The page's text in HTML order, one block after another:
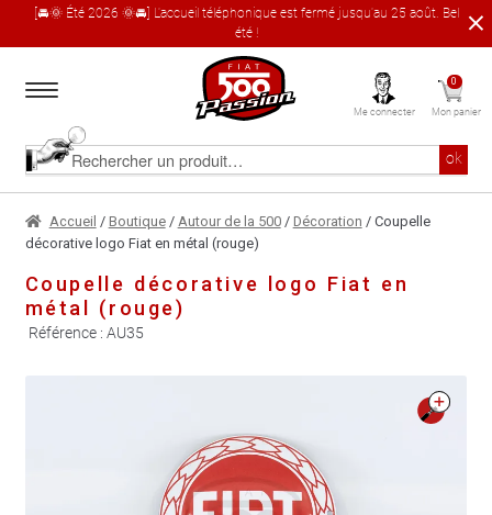
[🚘🌞 Été 2026 🌞🚘] L'accueil téléphonique est fermé jusqu'au 25 août. Bel
été !
à
navigation
au
contenu
Rechercher
produit
ok
Accueil
Le catalogue produit
À propos
Garages partenaires
Me connecter
0
Mon panier
Accueil / Boutique/ Autour de la 500/ Décoration / Coupelle
décorative logo Fiat en métal (rouge)
Coupelle décorative logo Fiat en
métal (rouge)
Référence : AU35